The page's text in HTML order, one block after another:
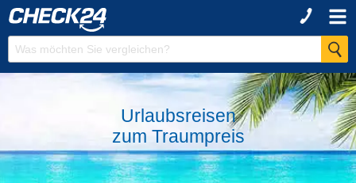
Urlaubsreisen
zum Traumpreis